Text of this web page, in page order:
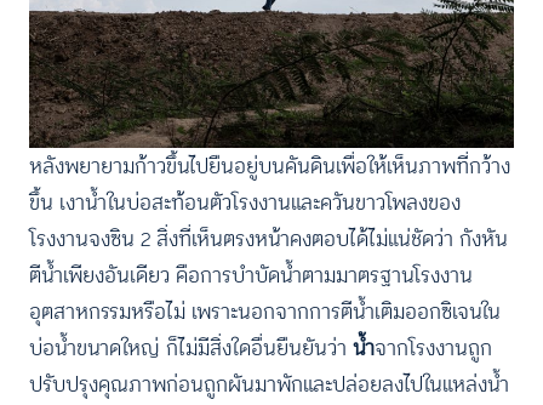
หลังพยายามก้าวขึ้นไปยืนอยู่บนคันดินเพื่อให้เห็นภาพที่กว้าง
ขึ้น เงาน้ำในบ่อสะท้อนตัวโรงงานและควันขาวโพลงของ
โรงงานจงซิน 2 สิ่งที่เห็นตรงหน้าคงตอบได้ไม่แน่ชัดว่า กังหัน
ตีน้ำเพียงอันเดียว คือการบำบัดน้ำตามมาตรฐานโรงงาน
อุตสาหกรรมหรือไม่ เพราะนอกจากการตีน้ำเติมออกซิเจนใน
บ่อน้ำขนาดใหญ่ ก็ไม่มีสิ่งใดอื่นยืนยันว่า น้ำจากโรงงานถูก
ปรับปรุงคุณภาพก่อนถูกผันมาพักและปล่อยลงไปในแหล่งน้ำ